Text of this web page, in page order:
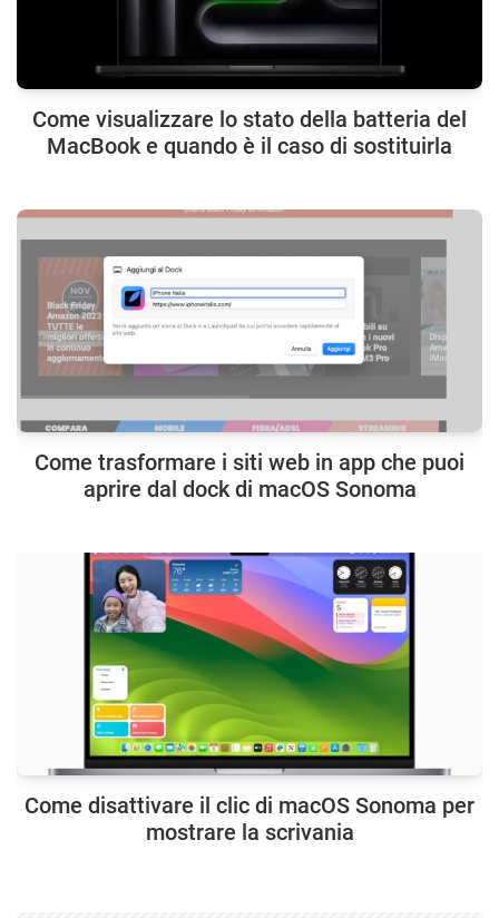
Come visualizzare lo stato della batteria del
MacBook e quando è il caso di sostituirla
Come trasformare i siti web in app che puoi
aprire dal dock di macOS Sonoma
Come disattivare il clic di macOS Sonoma per
mostrare la scrivania